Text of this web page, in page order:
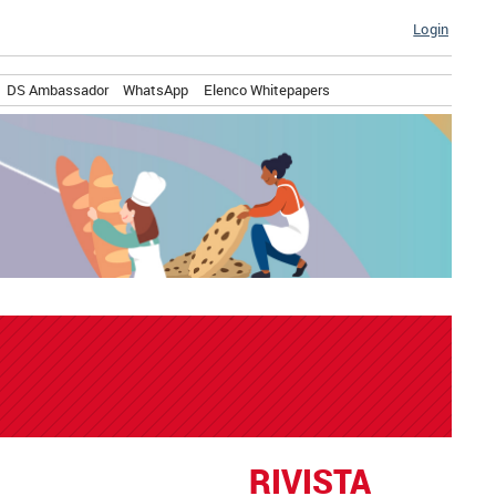
Login
DS Ambassador WhatsApp Elenco Whitepapers
RIVISTA